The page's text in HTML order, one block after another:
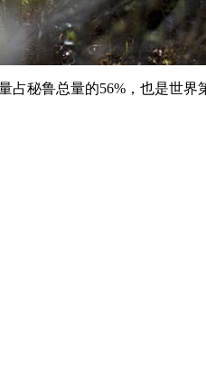
秘鲁总量的56%，也是世